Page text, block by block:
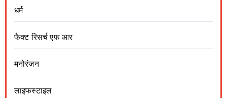
धर्म
फैक्ट रिसर्च एफ आर
मनोरंजन
लाइफस्टाइल